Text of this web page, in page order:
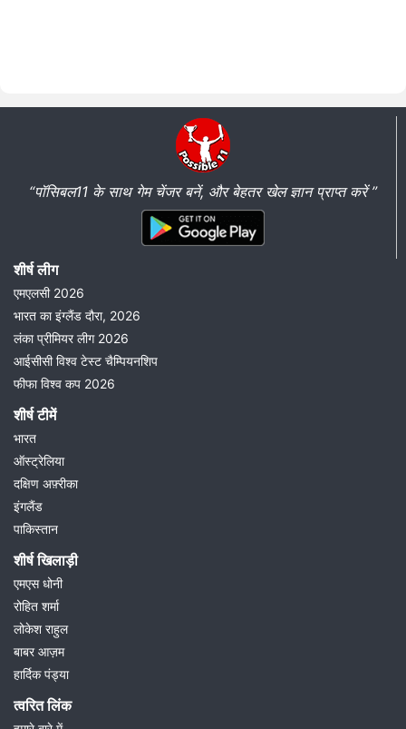
“पॉसिबल11 के साथ गेम चेंजर बनें, और बेहतर खेल ज्ञान प्राप्त करें ”
शीर्ष लीग
एमएलसी 2026
भारत का इंग्लैंड दौरा, 2026
लंका प्रीमियर लीग 2026
आईसीसी विश्व टेस्ट चैम्पियनशिप
फीफा विश्व कप 2026
शीर्ष टीमें
भारत
ऑस्ट्रेलिया
दक्षिण अफ़्रीका
इंगलैंड
पाकिस्तान
शीर्ष खिलाड़ी
एमएस धोनी
रोहित शर्मा
लोकेश राहुल
बाबर आज़म
हार्दिक पंड्या
त्वरित लिंक